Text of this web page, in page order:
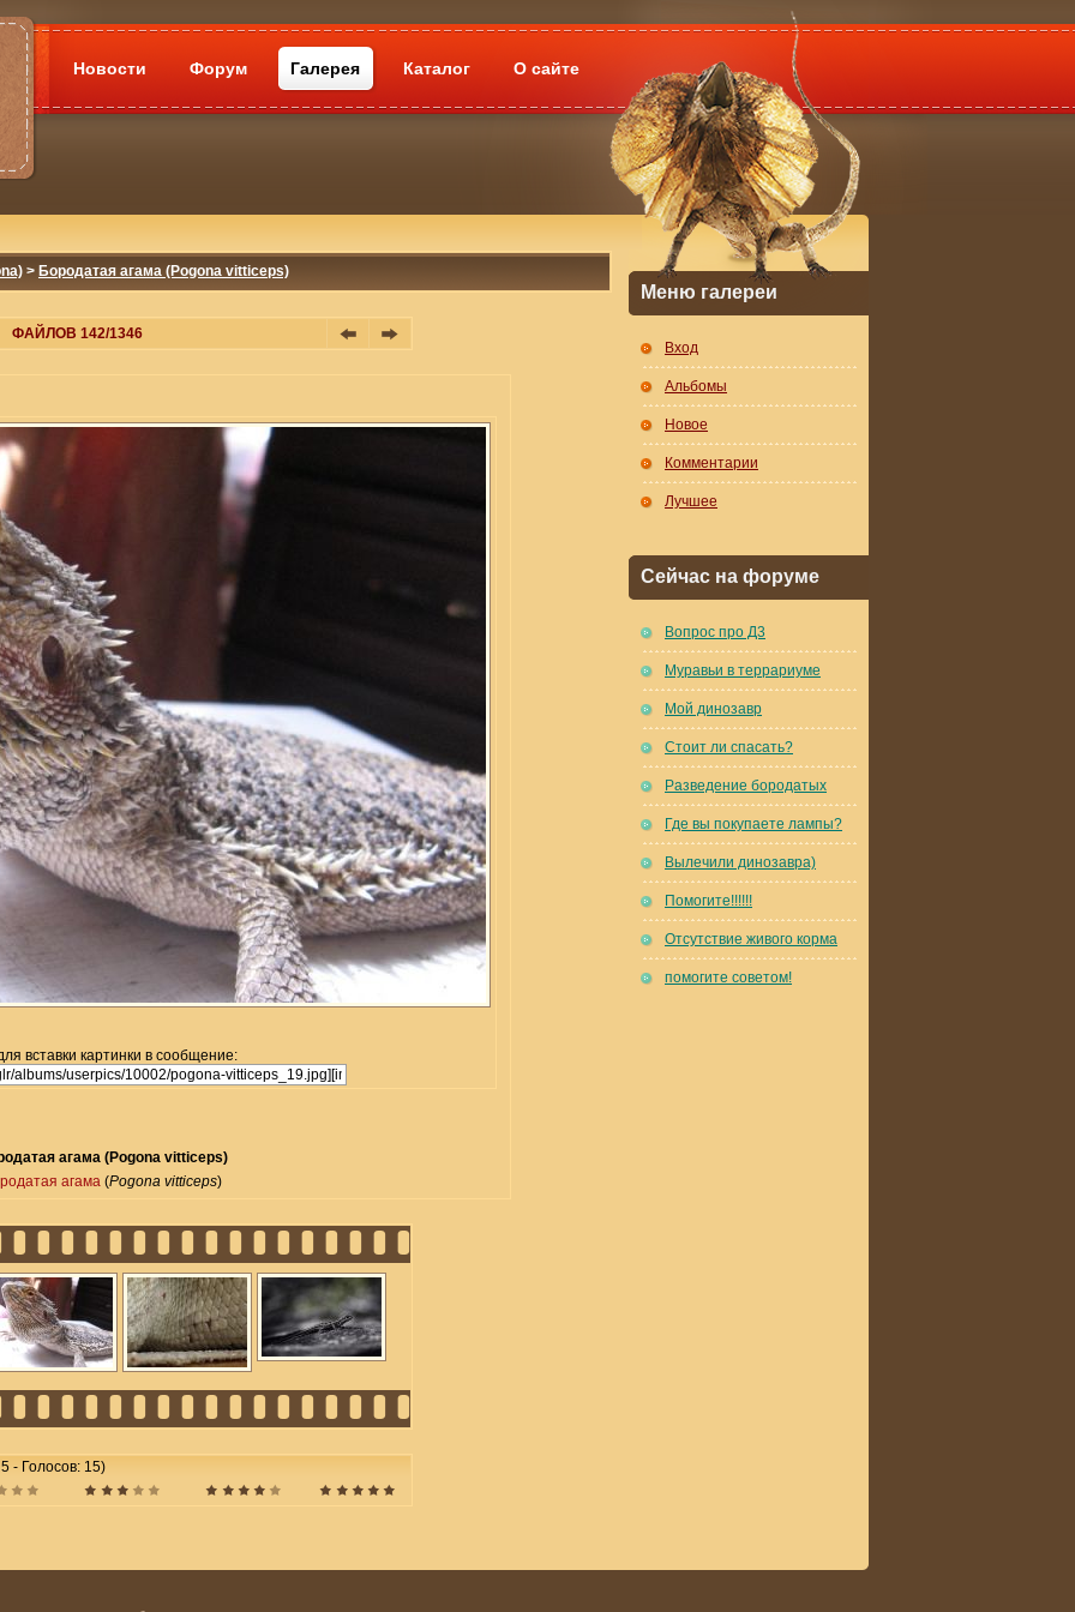
Новости Форум Галерея Каталог О сайте
> Бородатая агама (Pogona vitticeps)
ФАЙЛОВ 142/1346
вставки картинки в сообщение:
агама (Pogona vitticeps)
агама (Pogona vitticeps)
- Голосов: 15)
Меню галереи
Вход
Альбомы
Новое
Комментарии
Лучшее
Сейчас на форуме
Вопрос про Д3
Муравьи в террариуме
Мой динозавр
Стоит ли спасать?
Разведение бородатых
Где вы покупаете лампы?
Вылечили динозавра)
Помогите!!!!!!
Отсутствие живого корма
помогите советом!